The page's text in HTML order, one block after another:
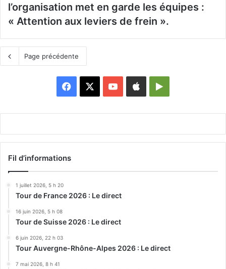
l’organisation met en garde les équipes :
« Attention aux leviers de frein ».
Page précédente
Facebook YouTubeAppleGoogle
Fil d’informations
1 juillet 2026, 5 h 20
Tour de France 2026 : Le direct
16 juin 2026, 5 h 08
Tour de Suisse 2026 : Le direct
6 juin 2026, 22 h 03
Tour Auvergne-Rhône-Alpes 2026 : Le direct
7 mai 2026, 8 h 41